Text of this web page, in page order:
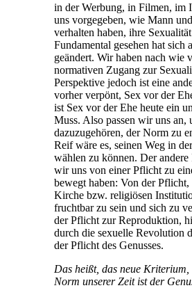
in der Werbung, in Filmen, im
uns vorgegeben, wie Mann
verhalten haben, ihre
Fundamental gesehen hat sich
geändert. Wir haben nach wie
normativen Zugang zur
Perspektive jedoch ist eine
vorher verpönt, Sex vor der
ist Sex vor der Ehe heute ein
Muss. Also passen wir uns an,
dazuzugehören, der Norm zu
Reif wäre es, seinen Weg in
wählen zu können. Der andere
wir uns von einer Pflicht zu
bewegt haben: Von der Pflicht,
Kirche bzw. religiösen
fruchtbar zu sein und sich zu
der Pflicht zur Reproduktion,
durch die sexuelle Revolution
der Pflicht des Genusses.
Das heißt, das neue Kriterium,
Norm unserer Zeit ist der